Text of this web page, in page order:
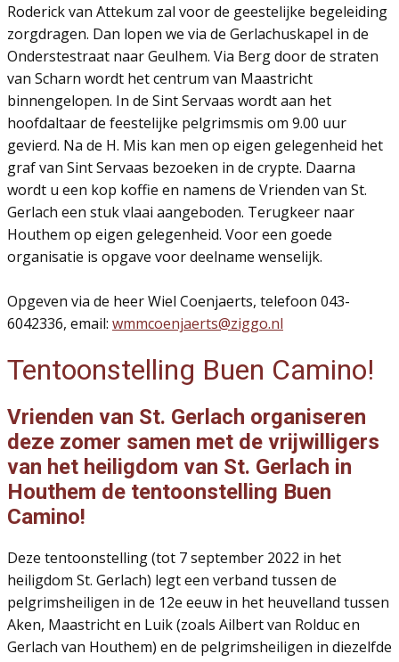
Roderick van Attekum zal voor de geestelijke begeleiding
zorgdragen. Dan lopen we via de Gerlachuskapel in de
Onderstestraat naar Geulhem. Via Berg door de straten
van Scharn wordt het centrum van Maastricht
binnengelopen. In de Sint Servaas wordt aan het
hoofdaltaar de feestelijke pelgrimsmis om 9.00 uur
gevierd. Na de H. Mis kan men op eigen gelegenheid het
graf van Sint Servaas bezoeken in de crypte. Daarna
wordt u een kop koffie en namens de Vrienden van St.
Gerlach een stuk vlaai aangeboden. Terugkeer naar
Houthem op eigen gelegenheid. Voor een goede
organisatie is opgave voor deelname wenselijk.
Opgeven via de heer Wiel Coenjaerts, telefoon 043-
6042336, email: wmmcoenjaerts@ziggo.nl
Tentoonstelling Buen Camino!
Vrienden van St. Gerlach organiseren
deze zomer samen met de vrijwilligers
van het heiligdom van St. Gerlach in
Houthem de tentoonstelling Buen
Camino!
Deze tentoonstelling (tot 7 september 2022 in het
heiligdom St. Gerlach) legt een verband tussen de
pelgrimsheiligen in de 12e eeuw in het heuvelland tussen
Aken, Maastricht en Luik (zoals Ailbert van Rolduc en
Gerlach van Houthem) en de pelgrimsheiligen in diezelfde